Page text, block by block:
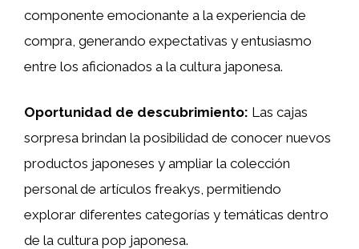
componente emocionante a la experiencia de
compra, generando expectativas y entusiasmo
entre los aficionados a la cultura japonesa.
Oportunidad de descubrimiento: Las cajas
sorpresa brindan la posibilidad de conocer nuevos
productos japoneses y ampliar la colección
personal de artículos freakys, permitiendo
explorar diferentes categorías y temáticas dentro
de la cultura pop japonesa.